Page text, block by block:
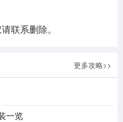
联系删除。
更多攻略>>
一览